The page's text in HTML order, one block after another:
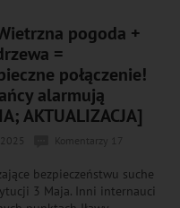
pogoda +
=
połączenie!
alarmują
AKTUALIZACJA]
bezpieczeństwu suche
3 Maja. Inni internauci